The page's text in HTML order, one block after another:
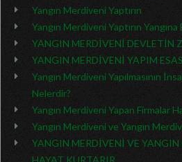
Yangın Merdiveni Yaptırın
Yangın Merdiveni Yaptırın
YANGIN MERDİVENİ DEVLETİN
YANGIN MERDİVENİ YAPIM
Yangın Merdiveni Yapılmasının
Nelerdir?
Yangın Merdiveni Yapan Firmalar
Yangın Merdiveni ve Yangın
YANGIN MERDİVENİ VE
HAYAT KURTARIR